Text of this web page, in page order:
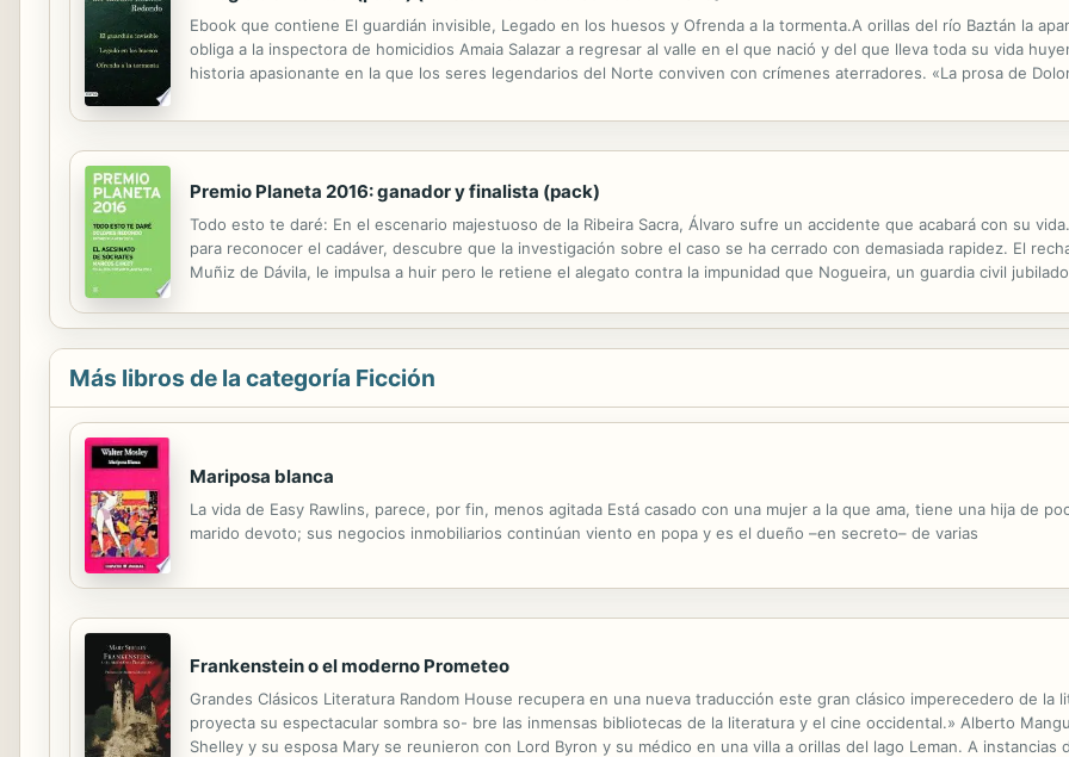
Ebook que contiene El guardián invisible, Legado en los huesos y Ofrenda a la tormenta.A orillas del río Baztán la
obliga a la inspectora de homicidios Amaia Salazar a regresar al valle en el que nació y del que lleva toda su vida
historia apasionante en la que los seres legendarios del Norte conviven con crímenes aterradores. «La prosa de
Premio Planeta 2016: ganador y finalista (pack)
Todo esto te daré: En el escenario majestuoso de la Ribeira Sacra, Álvaro sufre un accidente que acabará con su
para reconocer el cadáver, descubre que la investigación sobre el caso se ha cerrado con demasiada rapidez. El
Muñiz de Dávila, le impulsa a huir pero le retiene el alegato contra la impunidad que Nogueira, un guardia civil
Más libros de la categoría Ficción
Mariposa blanca
La vida de Easy Rawlins, parece, por fin, menos agitada Está casado con una mujer a la que ama, tiene una hija de
marido devoto; sus negocios inmobiliarios continúan viento en popa y es el dueño –en secreto– de varias
Frankenstein o el moderno Prometeo
Grandes Clásicos Literatura Random House recupera en una nueva traducción este gran clásico imperecedero de la
proyecta su espectacular sombra so- bre las inmensas bibliotecas de la literatura y el cine occidental.» Alberto
Shelley y su esposa Mary se reunieron con Lord Byron y su médico en una villa a orillas del lago Leman. A instancias